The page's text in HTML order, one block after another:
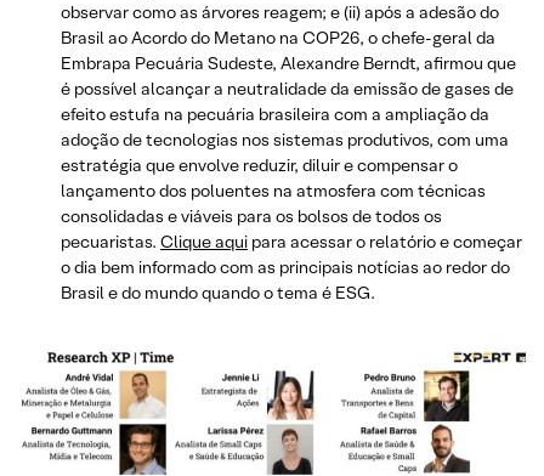
observar como as árvores reagem; e (ii) após a adesão do
Brasil ao Acordo do Metano na COP26, o chefe-geral da
Embrapa Pecuária Sudeste, Alexandre Berndt, afirmou que
é possível alcançar a neutralidade da emissão de gases de
efeito estufa na pecuária brasileira com a ampliação da
adoção de tecnologias nos sistemas produtivos, com uma
estratégia que envolve reduzir, diluir e compensar o
lançamento dos poluentes na atmosfera com técnicas
consolidadas e viáveis para os bolsos de todos os
pecuaristas. Clique aqui para acessar o relatório e começar
o dia bem informado com as principais notícias ao redor do
Brasil e do mundo quando o tema é ESG.